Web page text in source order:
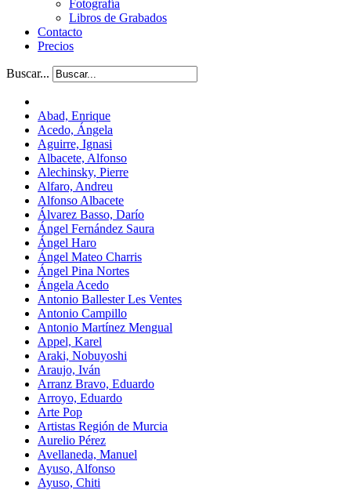
Fotografía
Libros de Grabados
Contacto
Precios
Buscar...
Abad, Enrique
Acedo, Ángela
Aguirre, Ignasi
Albacete, Alfonso
Alechinsky, Pierre
Alfaro, Andreu
Alfonso Albacete
Álvarez Basso, Darío
Ángel Fernández Saura
Ángel Haro
Ángel Mateo Charris
Ángel Pina Nortes
Ángela Acedo
Antonio Ballester Les Ventes
Antonio Campillo
Antonio Martínez Mengual
Appel, Karel
Araki, Nobuyoshi
Araujo, Iván
Arranz Bravo, Eduardo
Arroyo, Eduardo
Arte Pop
Artistas Región de Murcia
Aurelio Pérez
Avellaneda, Manuel
Ayuso, Alfonso
Ayuso, Chiti